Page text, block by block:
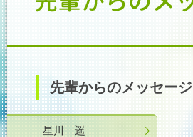
先輩からのメッセージ
星川 遥